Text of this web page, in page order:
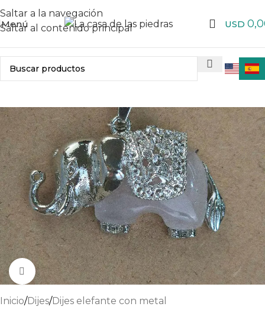
Saltar a la navegación
Saltar al contenido principal
Menú USD
Haga clic para ampliar
Inicio/Dijes/Dijes elefante con metal